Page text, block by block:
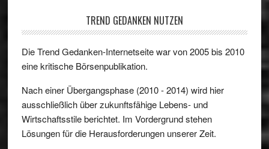
TREND GEDANKEN NUTZEN
Die Trend Gedanken-Internetseite war von 2005 bis 2010
eine kritische Börsenpublikation.
Nach einer Übergangsphase (2010 - 2014) wird hier
ausschließlich über zukunftsfähige Lebens- und
Wirtschaftsstile berichtet. Im Vordergrund stehen
Lösungen für die Herausforderungen unserer Zeit.